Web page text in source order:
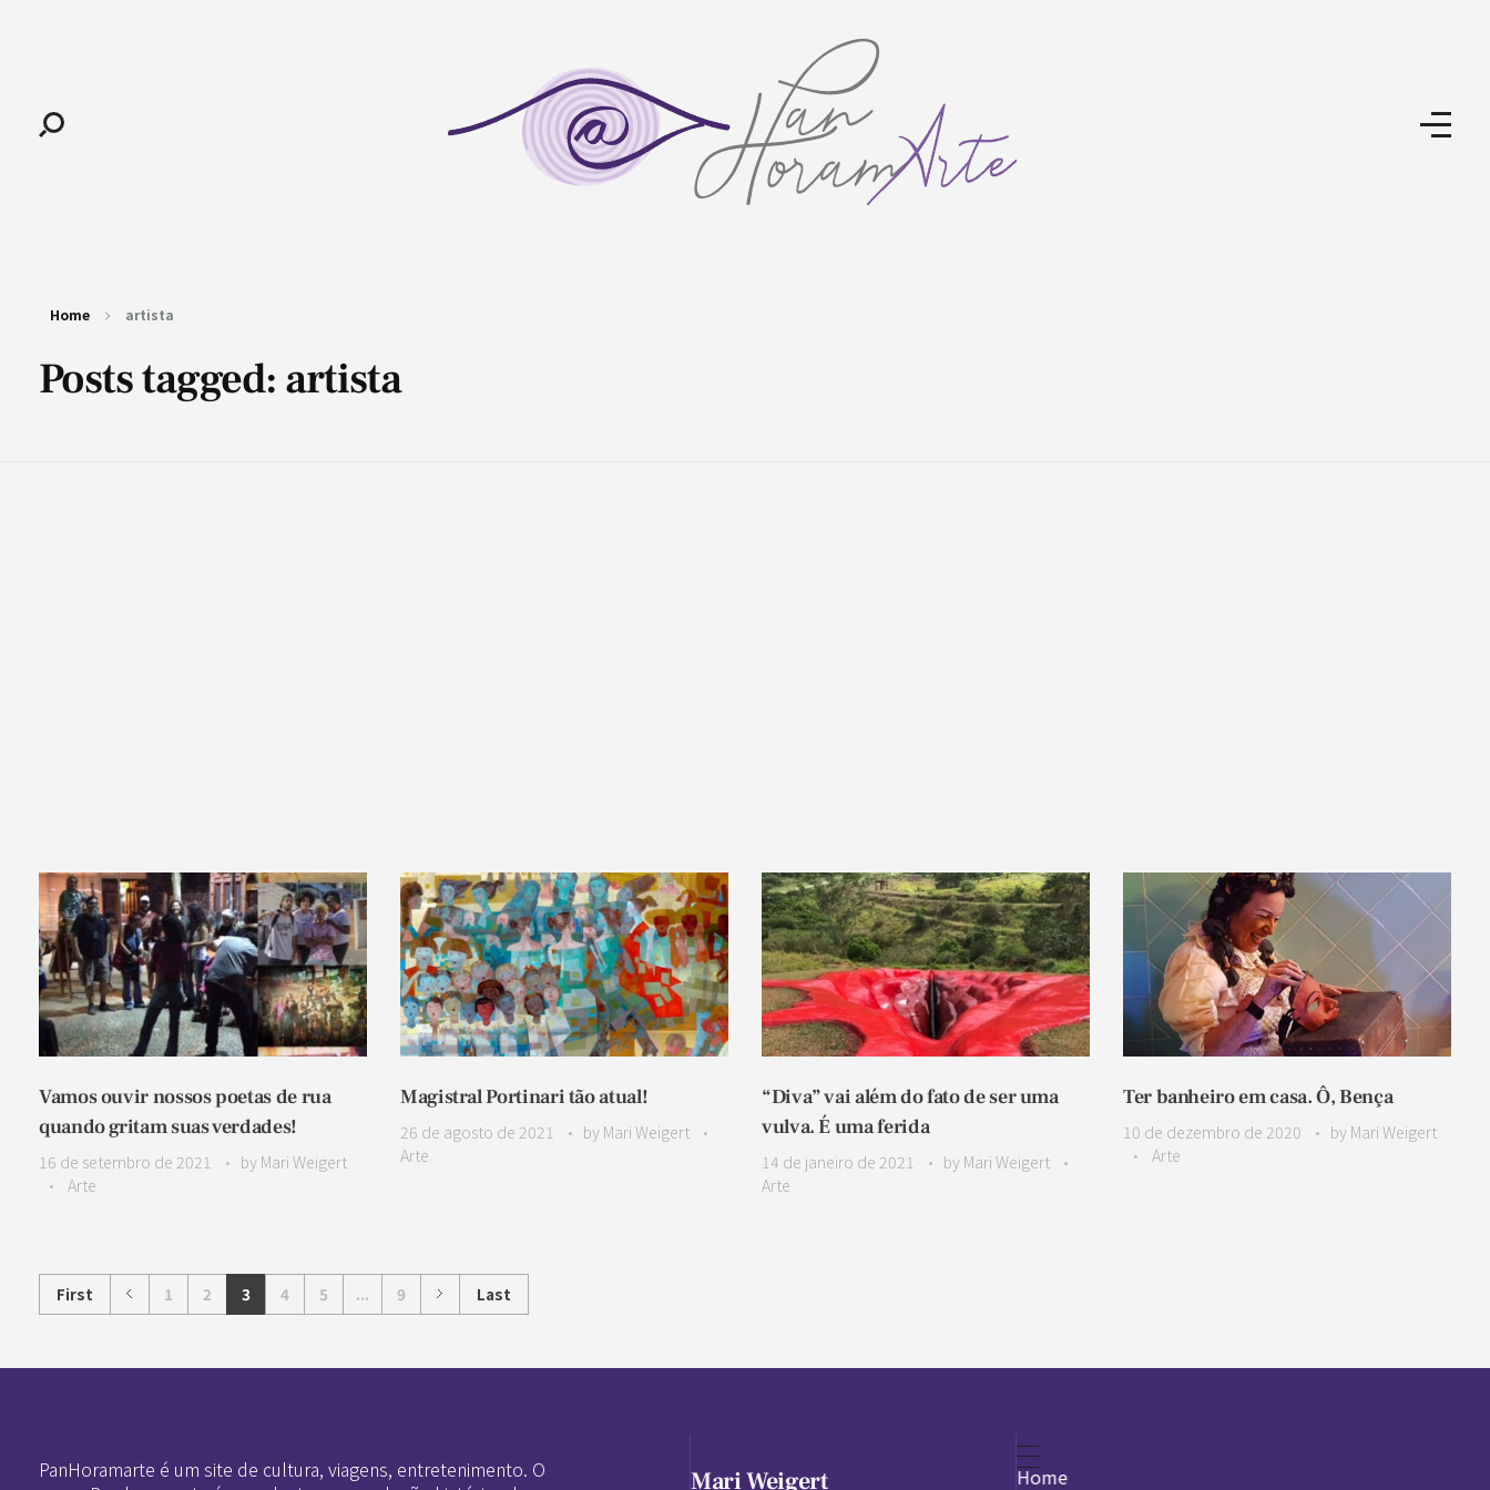
Home artista
Posts tagged: artista
Vamos ouvir nossos poetas de rua
quando gritam suas verdades!
16 de setembro de 2021 by Mari Weigert
Arte
Magistral Portinari tão atual!
26 de agosto de 2021 by Mari Weigert
Arte
“Diva” vai além do fato de ser uma
vulva. É uma ferida
14 de janeiro de 2021 by Mari Weigert
Arte
Ter banheiro em casa. Ô, Bença
10 de dezembro de 2020 by Mari Weigert
Arte
First 1 2 3 4 5 ... 9 Last
PanHoramarte é um site de cultura, viagens, entretenimento. O
Mari Weigert
Home